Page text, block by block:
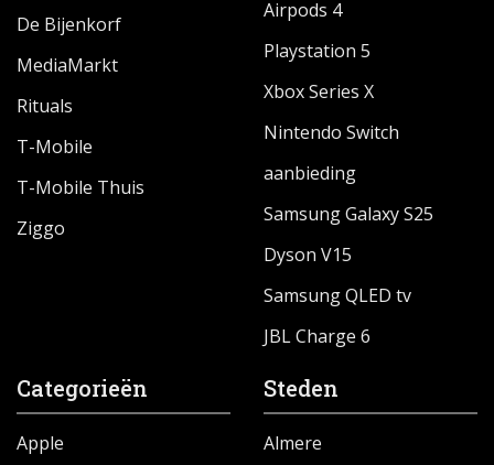
De Bijenkorf
MediaMarkt
Rituals
T-Mobile
T-Mobile Thuis
Ziggo
Airpods 4
Playstation 5
Xbox Series X
Nintendo Switch
aanbieding
Samsung Galaxy S25
Dyson V15
Samsung QLED tv
JBL Charge 6
Categorieën
Apple
Steden
Almere